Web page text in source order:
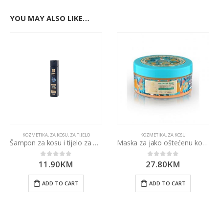
YOU MAY ALSO LIKE…
KOZMETIKA, ZA KOSU, ZA TIJELO
Šampon za kosu i tijelo za muškarce 250ml NATURA SIBERICA
0 out of 5
11.90KM
ADD TO CART
KOZMETIKA, ZA KOSU
Maska za jako oštećenu kosu 300ml
0out of 5
27.80KM
ADD TO CART